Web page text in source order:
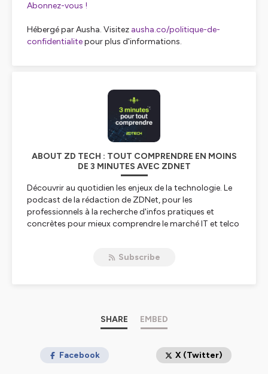
Abonnez-vous !
Hébergé par Ausha. Visitez ausha.co/politique-de-
confidentialitepour plus d'informations.
ABOUT ZD TECH : TOUT COMPRENDRE EN MOINS
DE 3 MINUTES AVEC ZDNET
Découvrir au quotidien les enjeux de la technologie. Le
podcast de la rédaction de ZDNet, pour les
professionnels à la recherche d'infos pratiques et
concrètes pour mieux comprendre le marché IT et telco
Hébergé par Ausha. Visitezausha.co/politique-de-
Subscribe
SHARE EMBED
Facebook X (Twitter)